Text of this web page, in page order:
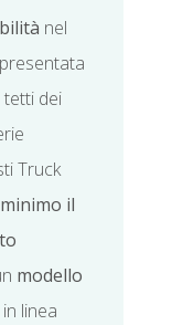
nel
tetti dei
Truck
il
modello
linea